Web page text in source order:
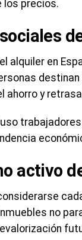
los precios.
alquiler en
ahorro y
activo
no